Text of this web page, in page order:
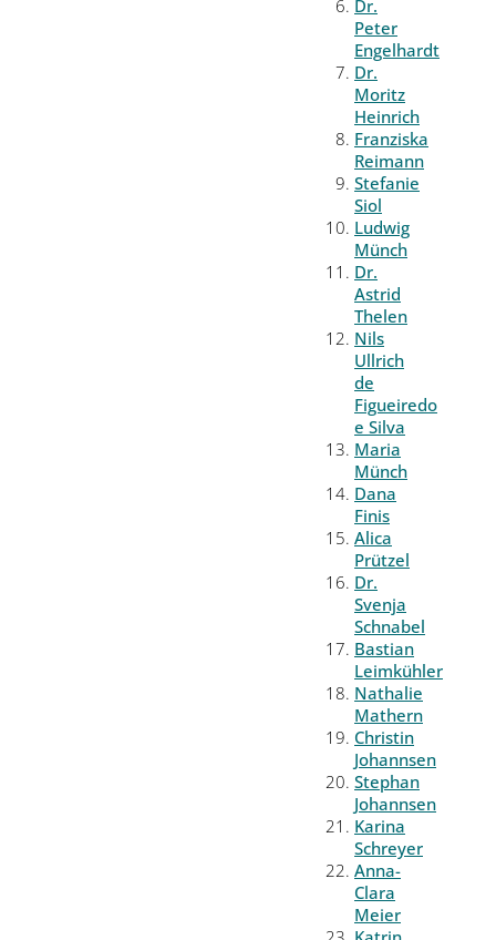
Dr.
Peter
Engelhardt
Dr.
Moritz
Heinrich
Franziska
Reimann
Stefanie
Siol
Ludwig
Münch
Dr.
Astrid
Thelen
Nils
Ullrich
de
Figueiredo
e Silva
Maria
Münch
Dana
Finis
Alica
Prützel
Dr.
Svenja
Schnabel
Bastian
Leimkühler
Nathalie
Mathern
Christin
Johannsen
Stephan
Johannsen
Karina
Schreyer
Anna-
Clara
Meier